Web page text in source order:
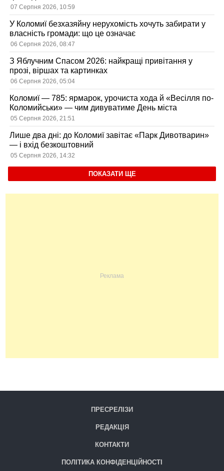
07 Серпня 2026, 10:59
У Коломиї безхазяйну нерухомість хочуть забирати у
власність громади: що це означає
06 Серпня 2026, 08:47
З Яблучним Спасом 2026: найкращі привітання у
прозі, віршах та картинках
06 Серпня 2026, 05:04
Коломиї — 785: ярмарок, урочиста хода й «Весілля по-
Коломийськи» — чим дивуватиме День міста
05 Серпня 2026, 21:51
Лише два дні: до Коломиї завітає «Парк Дивотварин»
— і вхід безкоштовний
05 Серпня 2026, 14:32
ПОКАЗАТИ ЩЕ
ПРЕСРЕЛІЗИ
РЕДАКЦІЯ
КОНТАКТИ
ПОЛІТИКА КОНФІДЕНЦІЙНОСТІ